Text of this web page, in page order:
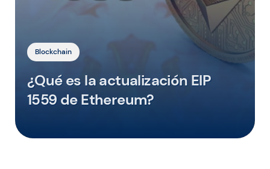
Blockchain
¿Qué es la actualización EIP
1559 de Ethereum?